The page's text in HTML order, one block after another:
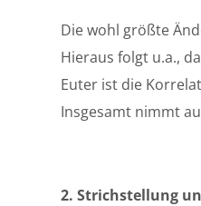
Die wohl größte
Hieraus folgt u.a.,
Euter ist die
Insgesamt nimmt
2. Strichstellung